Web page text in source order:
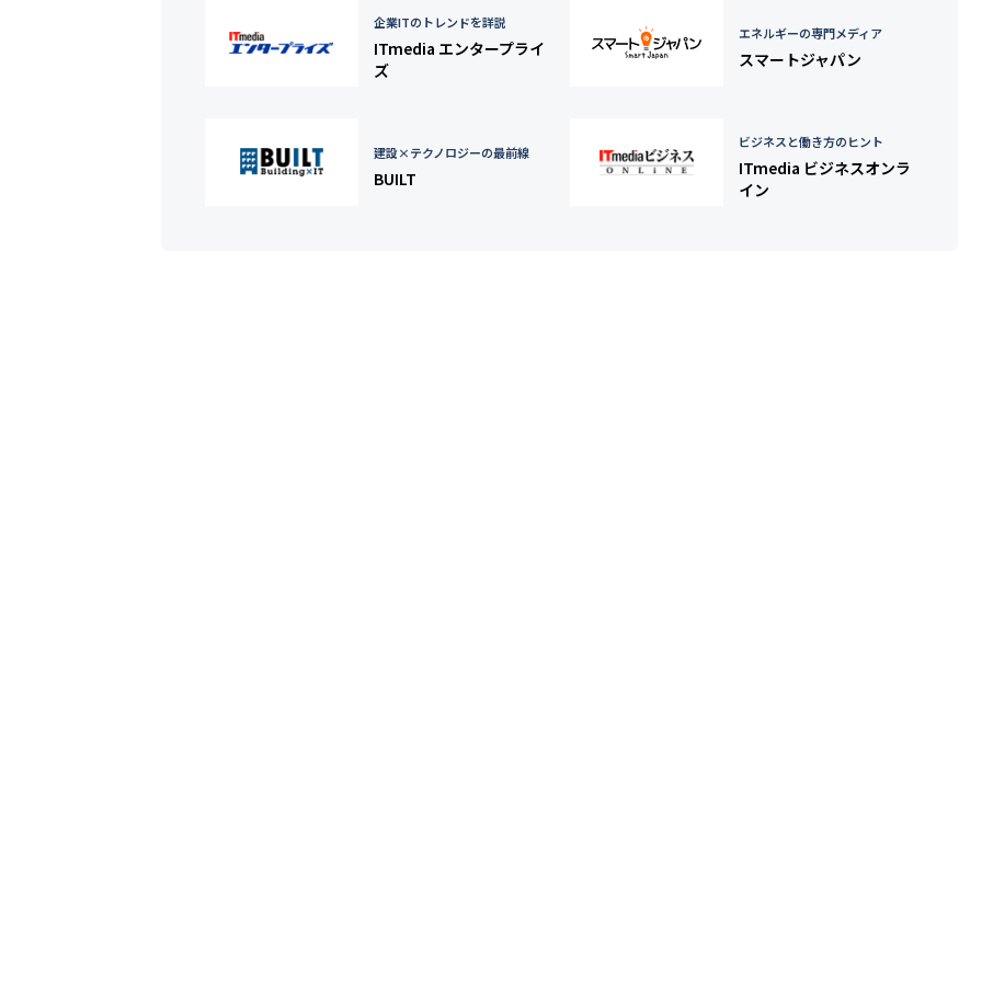
企業ITのトレンドを詳説
ITmedia エンタープライ
ズ
エネルギーの専門メディア
スマートジャパン
建設×テクノロジーの最前線
BUILT
ビジネスと働き方のヒント
ITmedia ビジネスオンラ
イン